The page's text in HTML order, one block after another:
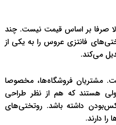
صرفا بر اساس قیمت نیست. چند
فانتزی عروس را به یکی از
می‌کند.
مشتریان فروشگاه‌ها، مخصوصا
هستند که هم از نظر طراحی
داشته باشد. روتختی‌های
دارند.